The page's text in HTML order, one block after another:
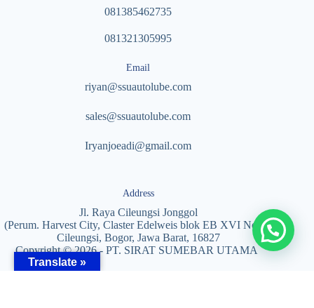
081385462735
081321305995
Email
riyan@ssuautolube.com
sales@ssuautolube.com
Iryanjoeadi@gmail.com
Address
Jl. Raya Cileungsi Jonggol
(Perum. Harvest City, Claster Edelweis blok EB XVI No. 5)
Cileungsi, Bogor, Jawa Barat, 16827
Copyright © 2026 - PT. SIRAT SUMEBAR UTAMA
Translate »